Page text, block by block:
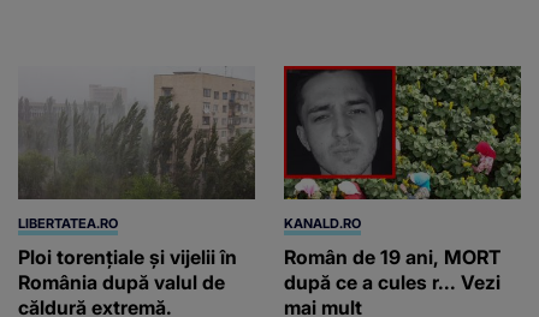
printr-un gest
spectaculos, ci prin
faptul că revin”
LIBERTATEA.RO
Ploi torențiale și vijelii în
România după valul de
căldură extremă.
KANALD.RO
Român de 19 ani, MORT
după ce a cules r... Vezi
mai mult